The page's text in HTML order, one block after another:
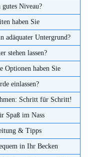
Niveau?
haben Sie
adäquater Untergrund?
stehen lassen?
Optionen haben Sie
einlassen?
Schritt für Schritt!
Spaß im Nass
& Tipps
in Ihr Becken